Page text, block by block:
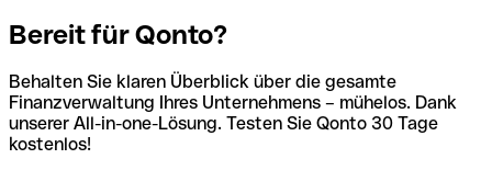
Bereit für Qonto?
Behalten Sie klaren Überblick über die gesamte
Finanzverwaltung Ihres Unternehmens – mühelos. Dank
unserer All-in-one-Lösung. Testen Sie Qonto 30 Tage
kostenlos!